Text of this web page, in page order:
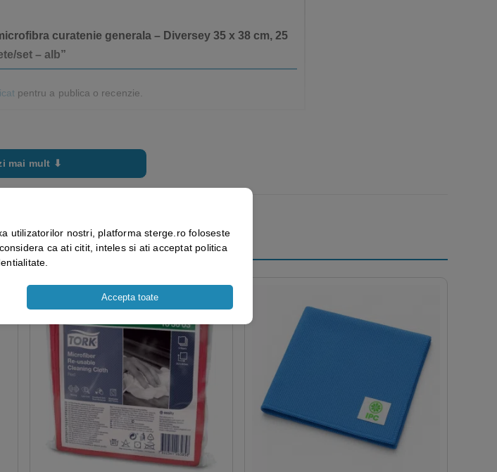
curatenie generala – Diversey 35 x 38 cm, 25
set – alb”
pentru a publica o recenzie.
mai mult ⬇
utilizatorilor nostri, platforma sterge.ro foloseste
ca ati citit, inteles si ati acceptat politica
Accepta toate